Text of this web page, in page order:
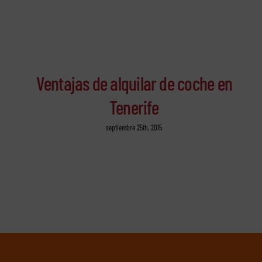
Ventajas de alquilar de coche en
Tenerife
septiembre 25th, 2015